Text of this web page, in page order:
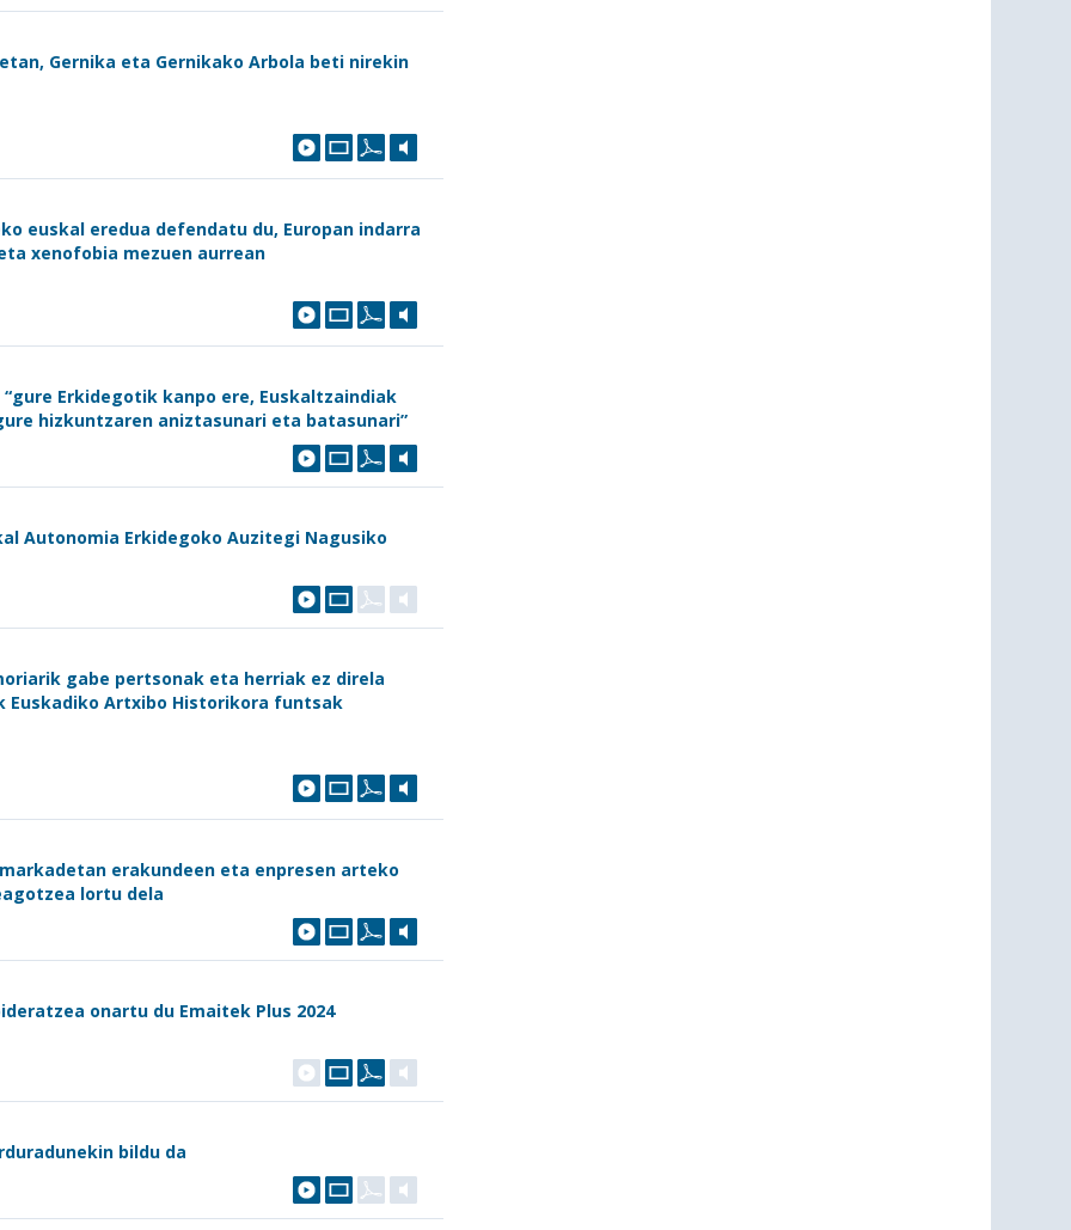
Gernika eta Gernikako Arbola beti nirekin
euskal eredua defendatu du, Europan indarra
xenofobia mezuen aurrean
Erkidegotik kanpo ere, Euskaltzaindiak
hizkuntzaren aniztasunari eta batasunari”
Autonomia Erkidegoko Auzitegi Nagusiko
gabe pertsonak eta herriak ez direla
Euskadiko Artxibo Historikora funtsak
erakundeen eta enpresen arteko
lortu dela
onartu du Emaitek Plus 2024
bildu da